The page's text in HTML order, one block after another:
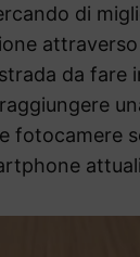
di
attraverso
da fare
fotocamere